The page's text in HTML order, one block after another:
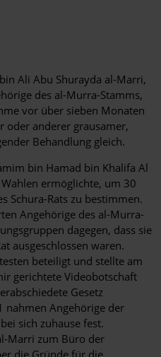
Ali Abu Shurayda al-Marri,
des al-Murra-Stamms,
vor über sieben Monaten
oder anderer grausamer,
Behandlung gleich.
bin Hamad bin Khalifa Al
ermöglichte, um 30
Schura-Rats zu bestimmen.
Angehörige des al-Murra-
dagegen, dass sie
ausgeschlossen waren.
beteiligt und stellte am
gerichtete Videobotschaft
Gesetz
nahmen Angehörige der
sich zuhause fest.
Marri zum Büro der